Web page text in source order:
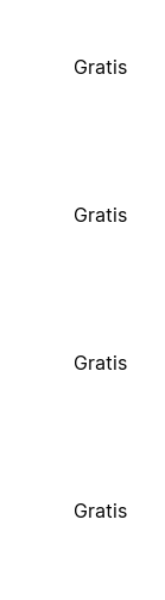
Gratis
Gratis
Gratis
Gratis